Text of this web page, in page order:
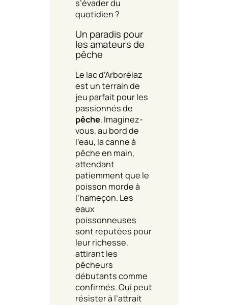
s’évader du
quotidien ?
Un paradis pour
les amateurs de
pêche
Le lac d’Arboréiaz
est un terrain de
jeu parfait pour les
passionnés de
pêche. Imaginez-
vous, au bord de
l’eau, la canne à
pêche en main,
attendant
patiemment que le
poisson morde à
l’hameçon. Les
eaux
poissonneuses
sont réputées pour
leur richesse,
attirant les
pêcheurs
débutants comme
confirmés. Qui peut
résister à l’attrait